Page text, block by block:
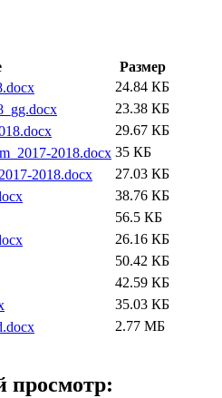
Размер
24.84 КБ
23.38 КБ
29.67 КБ
2018.docx 35 КБ
2018.docx
27.03 КБ
38.76 КБ
56.5 КБ
26.16 КБ
50.42 КБ
42.59 КБ
35.03 КБ
2.77 МБ
просмотр: